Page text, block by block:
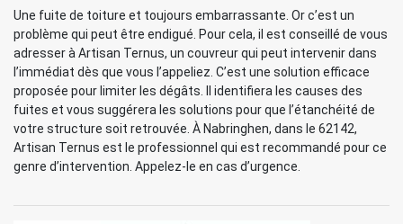
Une fuite de toiture et toujours embarrassante. Or c’est un
problème qui peut être endigué. Pour cela, il est conseillé de vous
adresser à Artisan Ternus, un couvreur qui peut intervenir dans
l’immédiat dès que vous l’appeliez. C’est une solution efficace
proposée pour limiter les dégâts. Il identifiera les causes des
fuites et vous suggérera les solutions pour que l’étanchéité de
votre structure soit retrouvée. À Nabringhen, dans le 62142,
Artisan Ternus est le professionnel qui est recommandé pour ce
genre d’intervention. Appelez-le en cas d’urgence.